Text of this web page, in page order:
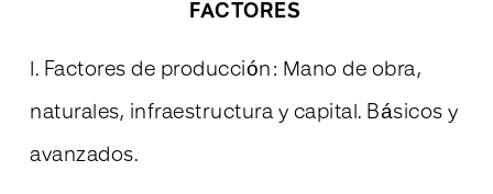
FACTORES
I. Factores de producción: Mano de obra,
naturales, infraestructura y capital. Básicos y
avanzados.